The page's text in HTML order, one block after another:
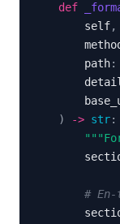
def
        self
,
        path
:
)
-> str:
#